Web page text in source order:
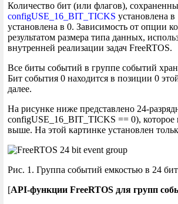
Количество бит (или флагов),
configUSE_16_BIT_TICKS установлена
установлена в 0. Зависимость от опции
результатом размера типа данных,
внутренней реализации задач FreeRTOS.
Все биты событий в группе событий
Бит события 0 находится в позиции 0
далее.
На рисунке ниже представлено 24-
configUSE_16_BIT_TICKS == 0), которое
выше. На этой картинке установлен
Рис. 1. Группа событий емкостью в 24
[API-функции FreeRTOS для групп